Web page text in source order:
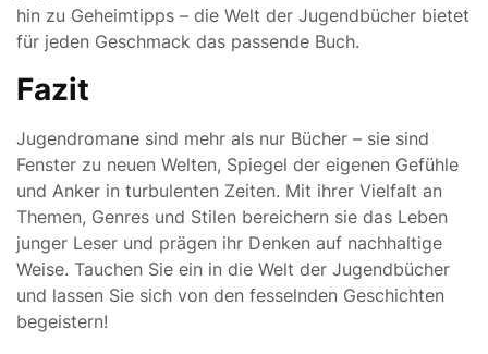
hin zu Geheimtipps – die Welt der Jugendbücher bietet
für jeden Geschmack das passende Buch.
Fazit
Jugendromane sind mehr als nur Bücher – sie sind
Fenster zu neuen Welten, Spiegel der eigenen Gefühle
und Anker in turbulenten Zeiten. Mit ihrer Vielfalt an
Themen, Genres und Stilen bereichern sie das Leben
junger Leser und prägen ihr Denken auf nachhaltige
Weise. Tauchen Sie ein in die Welt der Jugendbücher
und lassen Sie sich von den fesselnden Geschichten
begeistern!